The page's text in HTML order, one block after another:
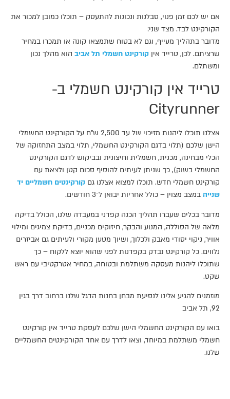
אם יש לכם זמן פנוי, סבלנות ונכונות להתעסק – תוכלו כמובן למכור את
הקורקינט לבד. מצד שני:
מדובר בתהליך מעייף, וגם לא בטוח שתמצאו קונה או תמכרו במחיר
שרציתם. לכן, טרייד אין קורקינט חשמלי תל אביב הוא מהלך נכון
ומשתלם.
טרייד אין קורקינט חשמלי ב-
Cityrunner
אצלנו תוכלו ליהנות מזיכוי של עד 2,500 ש"ח על הקורקינט החשמלי
הישן שלכם (תלוי בדגם הקורקינט החשמלי, תלוי במצב התחזוקה של
הכלי מבחינה, מכנית, חשמלית וחיצונית ובביקוש לדגם הקורקינט
החשמלי בשוק), כך שניתן לעיתים להוסיף סכום קטן ולצאת עם
קורקינט חשמלי חדש. תוכלו למצוא אצלנו גם קורקינטים חשמליים יד
שנייה במצב מצוין – כולל אחריות יבואן ל־3 חודשים.
מדובר בכלים שעברו תהליך הכנה קפדני במעבדה שלנו, הכולל בדיקה
מלאה של הסוללה, המנוע והבקר, חיזוקים מכניים, בדיקת צמיגים ומילוי
אוויר, ניקוי יסודי מאבק ולכלוך, ושיוך מטען מקורי ולעיתים גם אביזרים
נלווים. כל קורקינט נבדק בקפדנות לפני שהוא יוצא ללקוח – כך
שתוכלו ליהנות מעסקה משתלמת ובטוחה, במחיר אטרקטיבי עם ראש
שקט.
מוזמנים להגיע אלינו לנסיעת מבחן בחנות הדגל שלנו ברחוב דרך בגין
92, תל אביב
בואו עם הקורקינט החשמלי הישן שלכם לעסקת טרייד אין קורקינט
חשמלי משתלמת במיוחד, וצאו לדרך עם אחד הקורקינטים החשמליים
שלנו.